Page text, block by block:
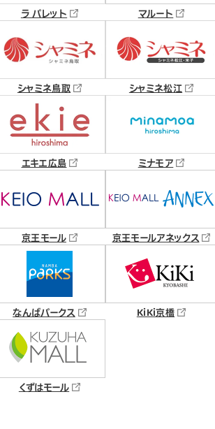
ラ パレット マルート
シャミネ鳥取 シャミネ松江
エキエ広島 ミナモア
京王モール 京王モールアネックス
なんばパークス KiKi京橋
くずはモール